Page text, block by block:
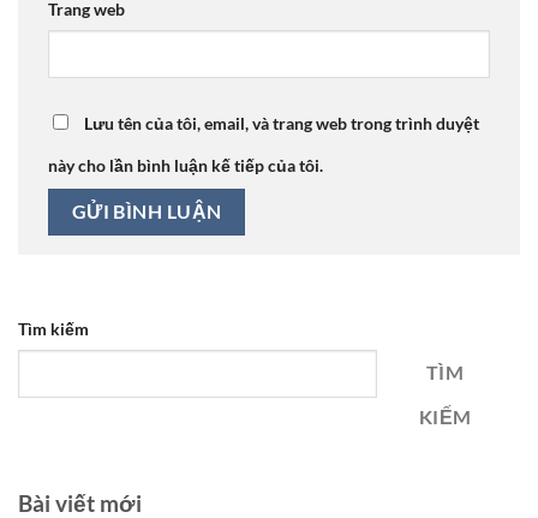
Trang web
Lưu tên của tôi, email, và trang web trong trình duyệt
này cho lần bình luận kế tiếp của tôi.
Tìm kiếm
TÌM
KIẾM
Bài viết mới